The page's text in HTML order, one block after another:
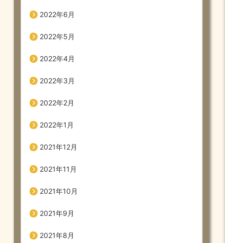
2022年6月
2022年5月
2022年4月
2022年3月
2022年2月
2022年1月
2021年12月
2021年11月
2021年10月
2021年9月
2021年8月